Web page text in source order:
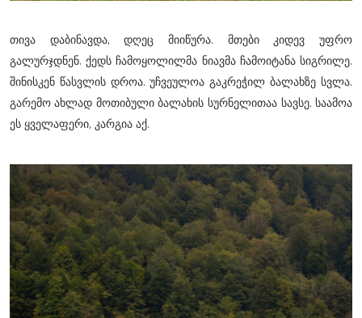
თივა დაბინავდა, დღეც მიიწურა. მთები კიდევ უფრო
გალურჯდნენ. ქედს ჩამოყოლილმა ნიავმა ჩამოიტანა სიგრილე.
შინისკენ წასვლის დროა. უჩვეულოა გაკრეჭილ ბალახზე სვლა.
გარემო ახლად მოთიბული ბალახის სურნელითაა სავსე. საამოა
ეს ყველაფერი, კარგია აქ.